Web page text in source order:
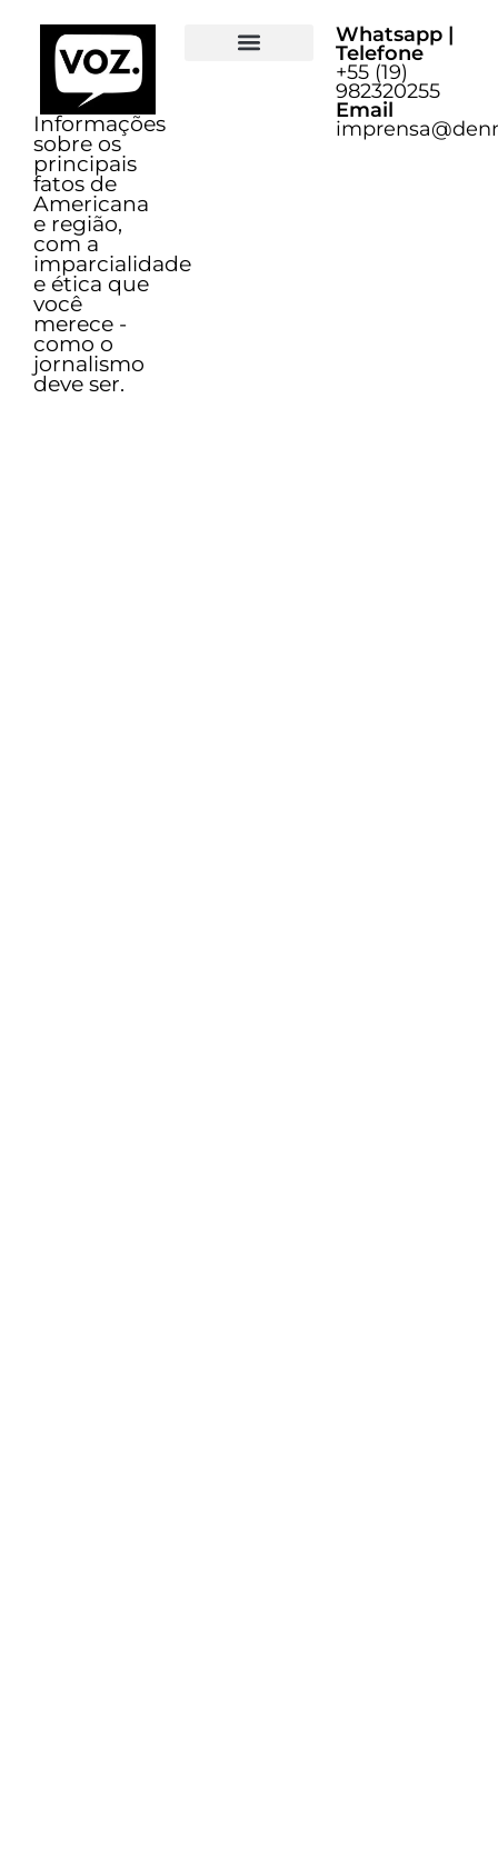
Informações
sobre os
principais
fatos de
Americana
e região,
com a
imparcialidade
e ética que
você
merece -
como o
jornalismo
deve ser.
Whatsapp |
Telefone
+55 (19)
982320255
Email